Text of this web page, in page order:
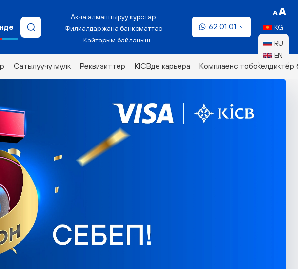
KG
RU
EN
Сатылуучу мүлк Реквизиттер KICBде карьера Комплаенс тобокелдиктер
Акча алмаштыруу курстар
Филиалдар жана банкоматтар
Кайтарым байланыш
62 01 01